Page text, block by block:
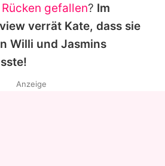
gefallen? Im
verrät Kate, dass sie
Willi und Jasmins
Anzeige